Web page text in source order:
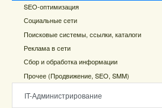
SEO-оптимизация
Социальные сети
Поисковые системы, ссылки, каталоги
Реклама в сети
Сбор и обработка информации
Прочее (Продвижение, SEO, SMM)
IT-Администрирование